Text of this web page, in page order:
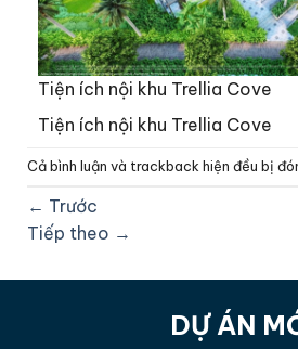
Tiện ích nội khu Trellia Cove
Tiện ích nội khu Trellia Cove
Cả bình luận và trackback hiện đều bị
← Trước
Tiếp theo →
DỰ ÁN